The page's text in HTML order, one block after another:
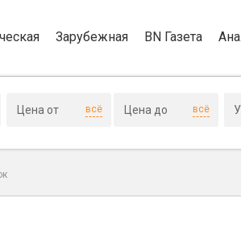
Зарубежная BN Газета
всё всё